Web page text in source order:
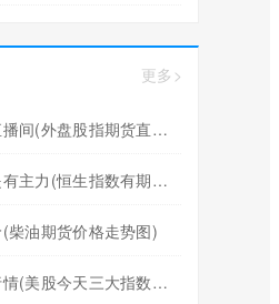
更多>
深圳外盘美铜期货直播间(外盘股指期货直播间)
恒生指数期货是不是有主力(恒生指数有期货吗)
柴油期货价格走势图)
美股今天三大指数行情(美股今天三大指数行情如何)